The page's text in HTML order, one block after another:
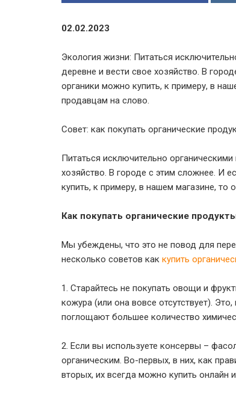
02.02.2023
Экология жизни: Питаться
деревне и вести свое хозяйство. В
органики можно купить, к примеру, в
продавцам на слово.
Совет: как покупать органические
Питаться исключительно
хозяйство. В городе с этим сложнее. И
купить, к примеру, в нашем магазине,
Как покупать органические
Мы убеждены, что это не повод для
несколько советов как купить
1. Старайтесь не покупать овощи и
кожура (или она вовсе отсутствует).
поглощают большее количество
2. Если вы используете консервы –
органическим. Во-первых, в них, как
вторых, их всегда можно купить онлайн